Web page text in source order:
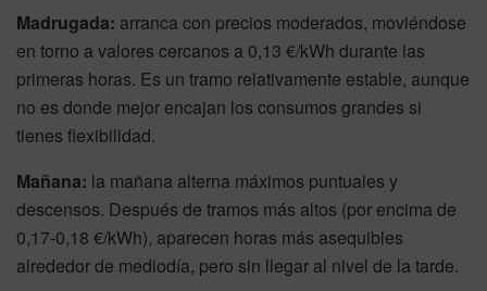
Madrugada: arranca con precios moderados, moviéndose
en torno a valores cercanos a 0,13 €/kWh durante las
primeras horas. Es un tramo relativamente estable, aunque
no es donde mejor encajan los consumos grandes si
tienes flexibilidad.
Mañana: la mañana alterna máximos puntuales y
descensos. Después de tramos más altos (por encima de
0,17-0,18 €/kWh), aparecen horas más asequibles
alrededor de mediodía, pero sin llegar al nivel de la tarde.